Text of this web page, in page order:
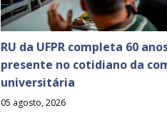
RU da UFPR completa 60
presente no cotidiano da
universitária
05 agosto, 2026